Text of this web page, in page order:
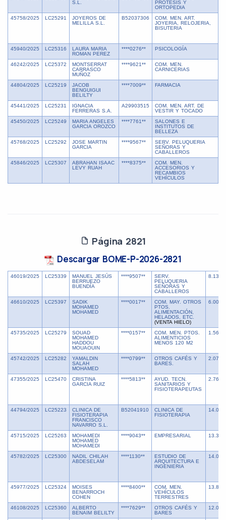
S.L.
PRÓTESIS Y
ORTOPEDIA
45758/2025 LC25291
JOYEROS DE
MELILLA S.L.
B52037306
COM. MEN. ART.
JOYERIA, RELOJERIA,
BISUTERIA
45940/2025 LC25316
LAURA MARIA
ROMAN PEREZ
****0276** PSICOLOGÍA
46242/2025 LC25372
MONTSERRAT
CARRASCO
MUÑOZ
****9621**
COM. MEN.
CARNICERIAS
44804/2025 LC25219
JACOB
BENGUIGUI
BELILTY
****7009** FARMACIA
45441/2025 LC25231
IGNACIA
FERRERAS S.A.
A29903515
COM. MEN. ART. DE
VESTIR Y TOCADO
45450/2025 LC25249
MARIA ANGELES
GARCIA OROZCO
****7761**
SALONES E
INSTITUTOS DE
BELLEZA
45768/2025 LC25292
JOSE MARTIN
GARCIA
****9567**
SERV. PELUQUERIA
SEÑORAS Y
CABALLEROS
45846/2025 LC25307
ABRAHAN ISAAC
LEVY RUAH
****8375**
COM. MEN.
ACCESORIOS Y
RECAMBIOS
VEHÍCULOS
Página 2821
Descargar BOME-P-2026-2821
46019/2025 LC25339
MANUEL JESÚS
BERRUEZO
BUENDÍA
****9507**
SERV.
PELUQUERIA
SEÑORAS Y
CABALLEROS
46610/2025 LC25397
SADIK
MOHAMED
MOHAMED
****0017**
COM. MAY. OTROS
PTOS.
ALIMENTACIÓN,
HELADOS, ETC.
(VENTA HIELO)
45735/2025 LC25279
SOUAD
MOHAMED
HADDOU
MOUAOUIN
****0157**
COM. MEN. PTOS.
ALIMENTICIOS
MENOS 120 M2
45742/2025 LC25282
YAMALDIN
SALAH
MOHAMED
****0799**
OTROS CAFÉS Y
BARES.
47355/2025 LC25470
CRISTINA
GARCIA RUIZ
****5813**
AYUD. TECN.
SANITARIOS Y
FISIOTERAPEUTAS
44794/2025 LC25223
CLINICA DE
FISIOTERAPIA
FRANCISCO
NAVARRO S.L.
B52041910
CLINICA DE
FISIOTERAPIA
45715/2025 LC25263
MOHAMEDI
MOHAMED
MOHAMEDI
****9043** EMPRESARIAL
45782/2025 LC25300
NADIL CHILAH
ABDESELAM
****1130**
ESTUDIO DE
ARQUITECTURA E
INGENIERIA
45977/2025 LC25324
MOISES
BENARROCH
COHEN
****8400**
COM. MEN.
VEHÍCULOS
TERRESTRES
46108/2025 LC25360
ALBERTO
BENAIM BELILTY
****7629**
OTROS CAFÉS Y
BARES